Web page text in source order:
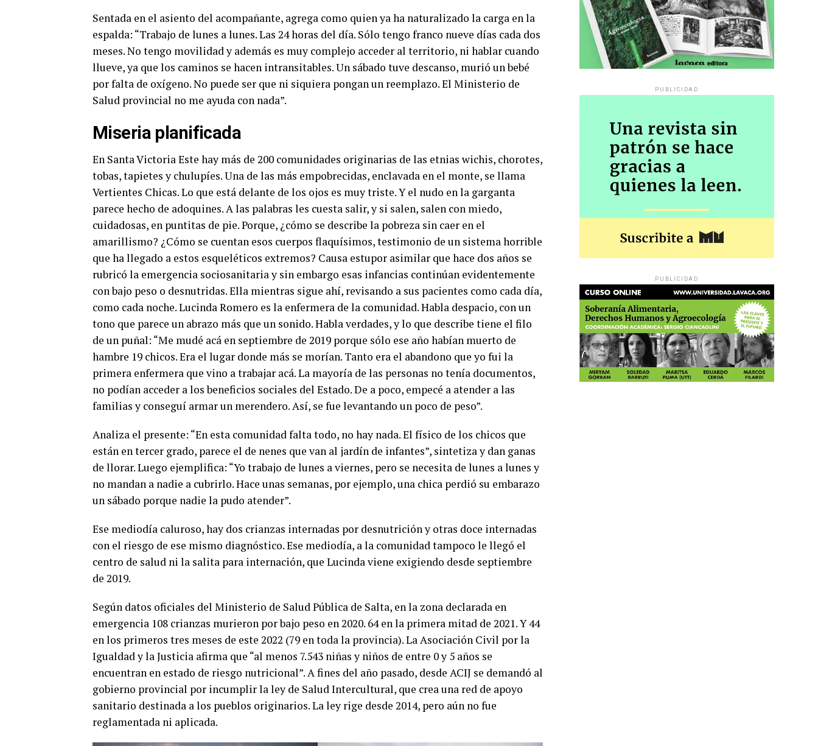
Sentada en el asiento del acompañante, agrega como quien ya ha naturalizado la carga en la
espalda: “Trabajo de lunes a lunes. Las 24 horas del día. Sólo tengo franco nueve días cada dos
meses. No tengo movilidad y además es muy complejo acceder al territorio, ni hablar cuando
llueve, ya que los caminos se hacen intransitables. Un sábado tuve descanso, murió un bebé
por falta de oxígeno. No puede ser que ni siquiera pongan un reemplazo. El Ministerio de
Salud provincial no me ayuda con nada”.
Miseria planificada
En Santa Victoria Este hay más de 200 comunidades originarias de las etnias wichis, chorotes,
tobas, tapietes y chulupíes. Una de las más empobrecidas, enclavada en el monte, se llama
Vertientes Chicas. Lo que está delante de los ojos es muy triste. Y el nudo en la garganta
parece hecho de adoquines. A las palabras les cuesta salir, y si salen, salen con miedo,
cuidadosas, en puntitas de pie. Porque, ¿cómo se describe la pobreza sin caer en el
amarillismo? ¿Cómo se cuentan esos cuerpos flaquísimos, testimonio de un sistema horrible
que ha llegado a estos esqueléticos extremos? Causa estupor asimilar que hace dos años se
rubricó la emergencia sociosanitaria y sin embargo esas infancias continúan evidentemente
con bajo peso o desnutridas. Ella mientras sigue ahí, revisando a sus pacientes como cada día,
como cada noche. Lucinda Romero es la enfermera de la comunidad. Habla despacio, con un
tono que parece un abrazo más que un sonido. Habla verdades, y lo que describe tiene el filo
de un puñal: “Me mudé acá en septiembre de 2019 porque sólo ese año habían muerto de
hambre 19 chicos. Era el lugar donde más se morían. Tanto era el abandono que yo fui la
primera enfermera que vino a trabajar acá. La mayoría de las personas no tenía documentos,
no podían acceder a los beneficios sociales del Estado. De a poco, empecé a atender a las
familias y conseguí armar un merendero. Así, se fue levantando un poco de peso”.
Analiza el presente: “En esta comunidad falta todo, no hay nada. El físico de los chicos que
están en tercer grado, parece el de nenes que van al jardín de infantes”, sintetiza y dan ganas
de llorar. Luego ejemplifica: “Yo trabajo de lunes a viernes, pero se necesita de lunes a lunes y
no mandan a nadie a cubrirlo. Hace unas semanas, por ejemplo, una chica perdió su embarazo
un sábado porque nadie la pudo atender”.
Ese mediodía caluroso, hay dos crianzas internadas por desnutrición y otras doce internadas
con el riesgo de ese mismo diagnóstico. Ese mediodía, a la comunidad tampoco le llegó el
centro de salud ni la salita para internación, que Lucinda viene exigiendo desde septiembre
de 2019.
Según datos oficiales del Ministerio de Salud Pública de Salta, en la zona declarada en
emergencia 108 crianzas murieron por bajo peso en 2020. 64 en la primera mitad de 2021. Y 44
en los primeros tres meses de este 2022 (79 en toda la provincia). La Asociación Civil por la
Igualdad y la Justicia afirma que “al menos 7.543 niñas y niños de entre 0 y 5 años se
encuentran en estado de riesgo nutricional”. A fines del año pasado, desde ACIJ se demandó al
gobierno provincial por incumplir la ley de Salud Intercultural, que crea una red de apoyo
sanitario destinada a los pueblos originarios. La ley rige desde 2014, pero aún no fue
reglamentada ni aplicada.
PUBLICIDAD
PUBLICIDAD